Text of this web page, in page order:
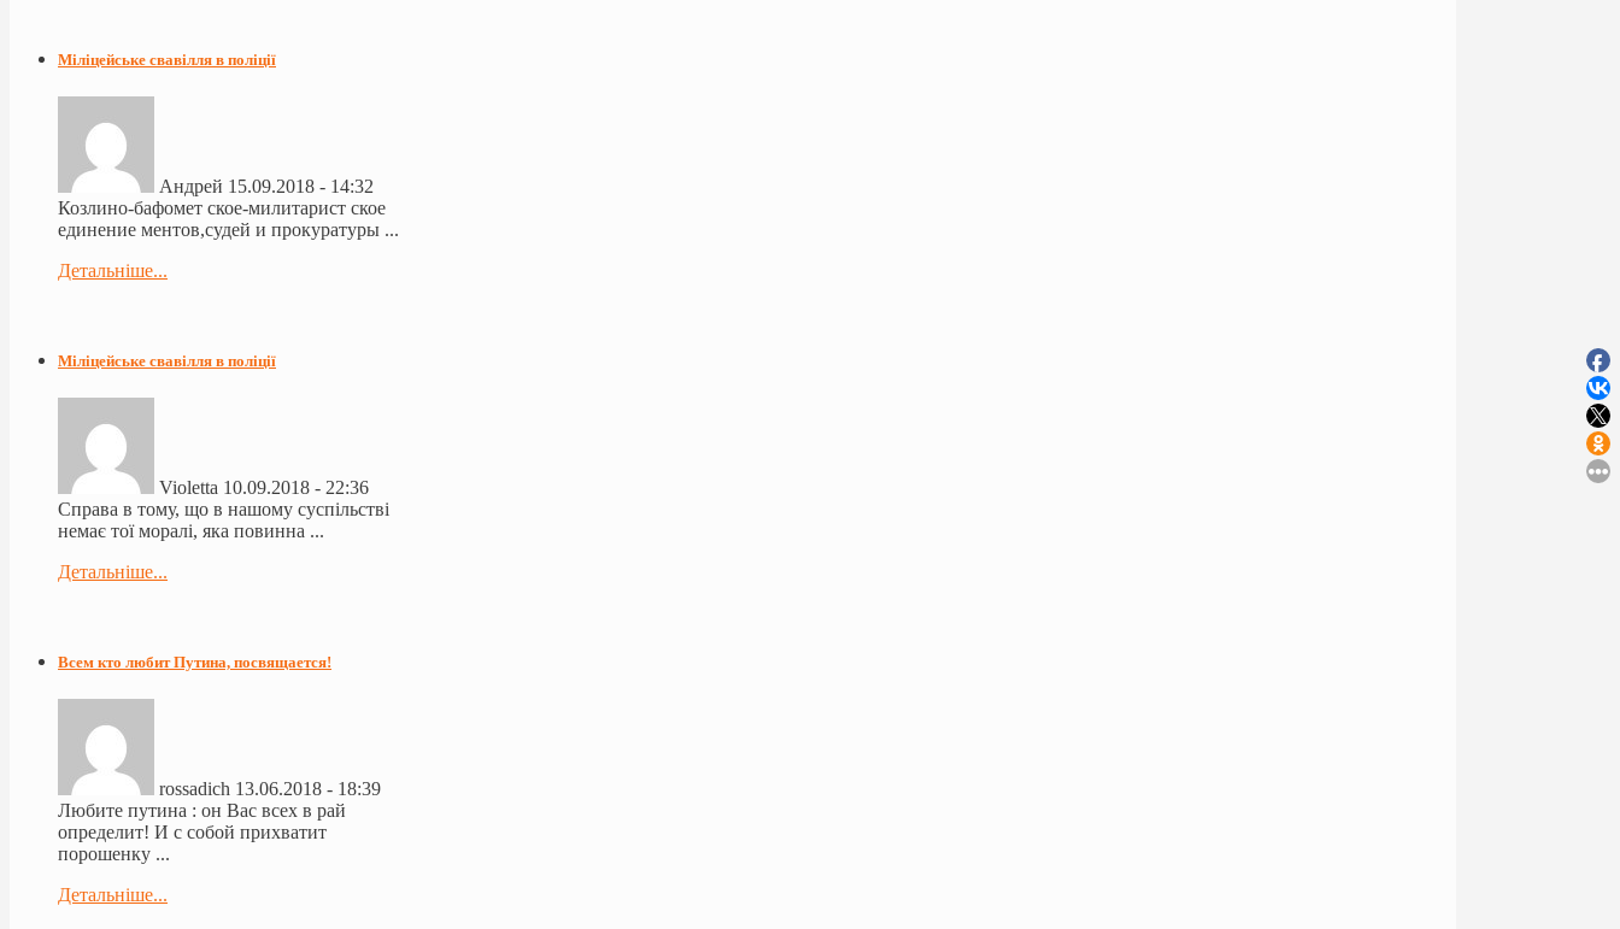
Міліцейське свавілля в поліції
Андрей 15.09.2018 - 14:32
Козлино-бафомет ское-милитарист ское
единение ментов,судей и прокуратуры ...
Детальніше...
Міліцейське свавілля в поліції
Violetta 10.09.2018 - 22:36
Справа в тому, що в нашому суспільстві
немає тої моралі, яка повинна ...
Детальніше...
Всем кто любит Путина, посвящается!
rossadich 13.06.2018 - 18:39
Любите путина : он Вас всех в рай
определит! И с собой прихватит
порошенку ...
Детальніше...